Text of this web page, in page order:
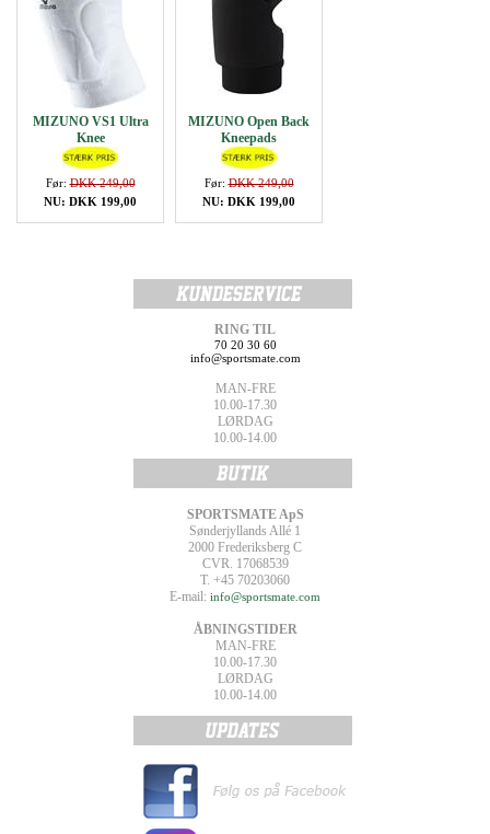
MIZUNO VS1 Ultra
Knee
Før:DKK 249,00
NU: DKK 199,00
MIZUNO Open Back
Kneepads
Før:DKK 249,00
NU: DKK 199,00
RING TIL
70 20 30 60
info@sportsmate.com
MAN-FRE
10.00-17.30
LØRDAG
10.00-14.00
SPORTSMATE ApS
Sønderjyllands Allé 1
2000 Frederiksberg C
CVR. 17068539
T. +45 70203060
E-mail: info@sportsmate.com
ÅBNINGSTIDER
MAN-FRE
10.00-17.30
LØRDAG
10.00-14.00